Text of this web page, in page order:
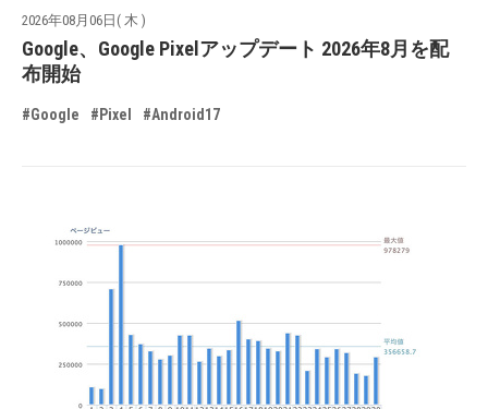
2026年08月06日( 木 )
Google、Google Pixelアップデート 2026年8月を配
布開始
#Google #Pixel #Android17